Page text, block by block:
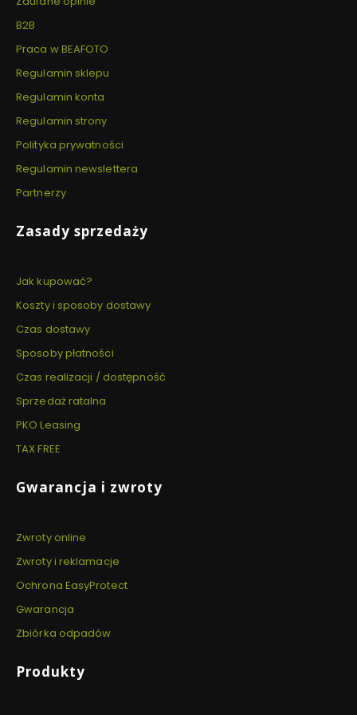
B2B
Praca w BEAFOTO
Regulamin sklepu
Regulamin konta
Regulamin strony
Polityka prywatności
Regulamin newslettera
Partnerzy
Zasady sprzedaży
Jak kupować?
Koszty i sposoby dostawy
Czas dostawy
Sposoby płatności
Czas realizacji / dostępność
Sprzedaż ratalna
PKO Leasing
TAX FREE
Gwarancja i zwroty
Zwroty online
Zwroty i reklamacje
Ochrona EasyProtect
Gwarancja
Zbiórka odpadów
Produkty